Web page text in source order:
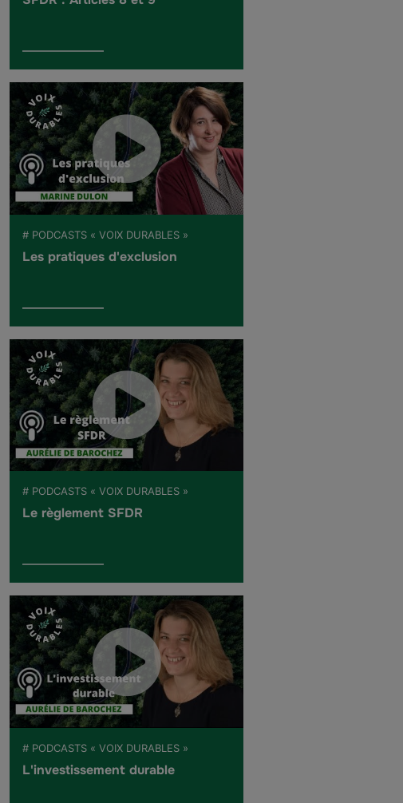
# PODCASTS « VOIX DURABLES »
Les pratiques d'exclusion
# PODCASTS « VOIX DURABLES »
Le règlement SFDR
# PODCASTS « VOIX DURABLES »
L'investissement durable